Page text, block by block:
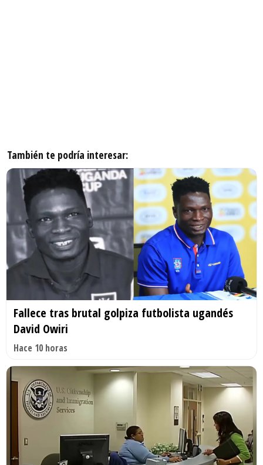
También te podría interesar:
Fallece tras brutal golpiza futbolista ugandés
David Owiri
Hace 10 horas